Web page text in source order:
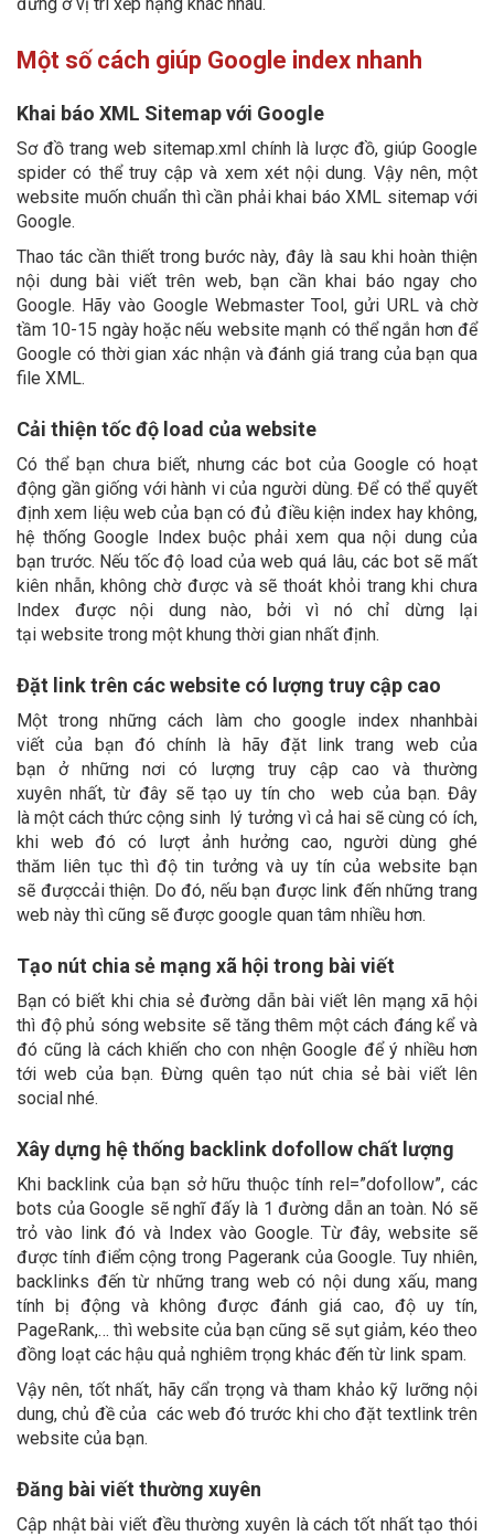
Một số cách giúp Google index nhanh
Khai báo XML Sitemap với Google
Sơ đồ trang web sitemap.xml chính là lược đồ, giúp Google
spider có thể truy cập và xem xét nội dung. Vậy nên, một
website muốn chuẩn thì cần phải khai báo XML sitemap với
Google.
Thao tác cần thiết trong bước này, đây là sau khi hoàn thiện
nội dung bài viết trên web, bạn cần khai báo ngay cho
Google. Hãy vào Google Webmaster Tool, gửi URL và chờ
tầm 10-15 ngày hoặc nếu website mạnh có thể ngắn hơn để
Google có thời gian xác nhận và đánh giá trang của bạn qua
file XML.
Cải thiện tốc độ load của website
Có thể bạn chưa biết, nhưng các bot của Google có hoạt
động gần giống với hành vi của người dùng. Để có thể quyết
định xem liệu web của bạn có đủ điều kiện index hay không,
hệ thống Google Index buộc phải xem qua nội dung của
bạn trước. Nếu tốc độ load của web quá lâu, các bot sẽ mất
kiên nhẫn, không chờ được và sẽ thoát khỏi trang khi chưa
Index được nội dung nào, bởi vì nó chỉ dừng lại
tại website trong một khung thời gian nhất định.
Đặt link trên các website có lượng truy cập cao
Một trong những cách làm cho google index nhanhbài
viết của bạn đó chính là hãy đặt link trang web của
bạn ở những nơi có lượng truy cập cao và thường
xuyên nhất, từ đây sẽ tạo uy tín cho web của bạn. Đây
là một cách thức cộng sinh lý tưởng vì cả hai sẽ cùng có ích,
khi web đó có lượt ảnh hưởng cao, người dùng ghé
thăm liên tục thì độ tin tưởng và uy tín của website bạn
sẽ đượccải thiện. Do đó, nếu bạn được link đến những trang
web này thì cũng sẽ được google quan tâm nhiều hơn.
Tạo nút chia sẻ mạng xã hội trong bài viết
Bạn có biết khi chia sẻ đường dẫn bài viết lên mạng xã hội
thì độ phủ sóng website sẽ tăng thêm một cách đáng kể và
đó cũng là cách khiến cho con nhện Google để ý nhiều hơn
tới web của bạn. Đừng quên tạo nút chia sẻ bài viết lên
social nhé.
Xây dựng hệ thống backlink dofollow chất lượng
Khi backlink của bạn sở hữu thuộc tính rel=”dofollow”, các
bots của Google sẽ nghĩ đấy là 1 đường dẫn an toàn. Nó sẽ
trỏ vào link đó và Index vào Google. Từ đây, website sẽ
được tính điểm cộng trong Pagerank của Google. Tuy nhiên,
backlinks đến từ những trang web có nội dung xấu, mang
tính bị động và không được đánh giá cao, độ uy tín,
PageRank,… thì website của bạn cũng sẽ sụt giảm, kéo theo
đồng loạt các hậu quả nghiêm trọng khác đến từ link spam.
Vậy nên, tốt nhất, hãy cẩn trọng và tham khảo kỹ lưỡng nội
dung, chủ đề của các web đó trước khi cho đặt textlink trên
website của bạn.
Đăng bài viết thường xuyên
Cập nhật bài viết đều thường xuyên là cách tốt nhất tạo thói